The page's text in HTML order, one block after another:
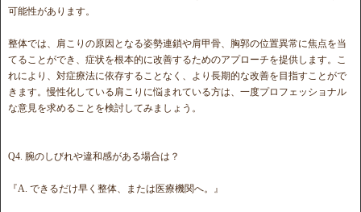
可能性があります。
整体では、肩こりの原因となる姿勢連鎖や肩甲骨、胸郭の位置異常に焦点を当
てることができ、症状を根本的に改善するためのアプローチを提供します。こ
れにより、対症療法に依存することなく、より長期的な改善を目指すことがで
きます。慢性化している肩こりに悩まれている方は、一度プロフェッショナル
な意見を求めることを検討してみましょう。
Q4. 腕のしびれや違和感がある場合は？
『A. できるだけ早く整体、または医療機関へ。』